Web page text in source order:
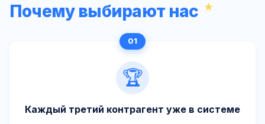
Почему выбирают нас
🏆
Каждый третий контрагент уже в системе